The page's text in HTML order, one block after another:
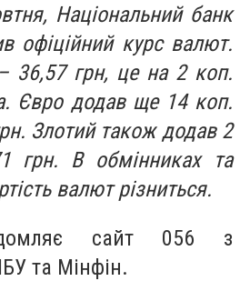
Національний банк
офіційний курс валют.
36,57 грн, це на 2 коп.
Євро додав ще 14 коп.
Злотий також додав 2
грн. В обмінниках та
валют різниться.
сайт 056 з
та Мінфін.